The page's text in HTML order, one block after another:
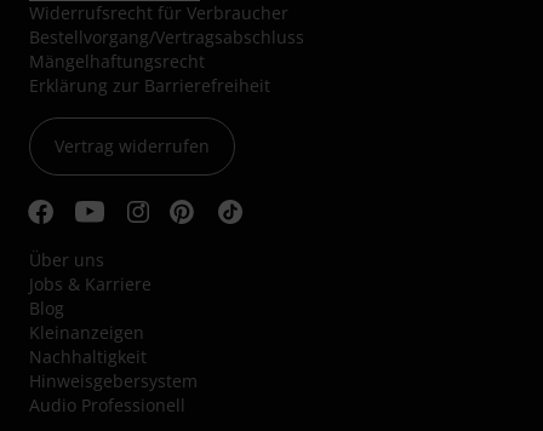
Widerrufsrecht für Verbraucher
Bestellvorgang/Vertragsabschluss
Mängelhaftungsrecht
Erklärung zur Barrierefreiheit
Vertrag widerrufen
Über uns
Jobs & Karriere
Blog
Kleinanzeigen
Nachhaltigkeit
Hinweisgebersystem
Audio Professionell